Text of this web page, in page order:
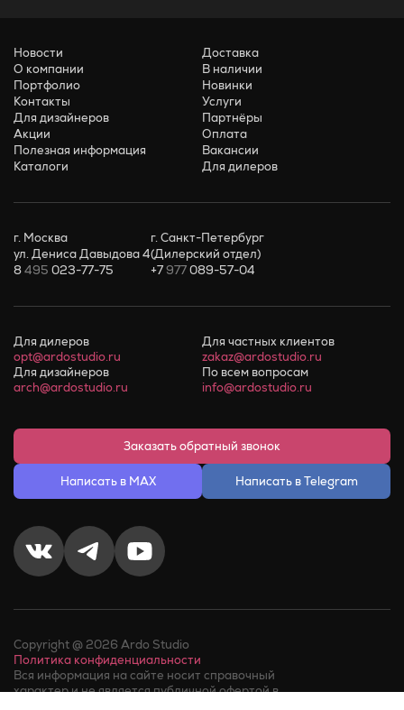
Новости
О компании
Портфолио
Контакты
Для дизайнеров
Акции
Полезная информация
Каталоги
Доставка
В наличии
Новинки
Услуги
Партнёры
Оплата
Вакансии
Для дилеров
г. Москва
ул. Дениса Давыдова 4
8495 023-77-75
г. Санкт-Петербург
(Дилерский отдел)
+7977089-57-04
Для дилеров
opt@ardostudio.ru
Для частных клиентов
zakaz@ardostudio.ru
Для дизайнеров
arch@ardostudio.ru
По всем вопросам
info@ardostudio.ru
Заказать обратный звонок
Написать в MAX Написать в Telegram
Copyright @ 2026 Ardo Studio
Политика конфиденциальности
Вся информация на сайте носит справочный
характер и не является публичной офертой в